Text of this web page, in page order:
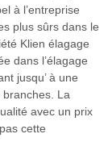
à l’entreprise
plus sûrs dans le
Klien élagage
dans l’élagage
jusqu’ à une
La
avec un prix
cette